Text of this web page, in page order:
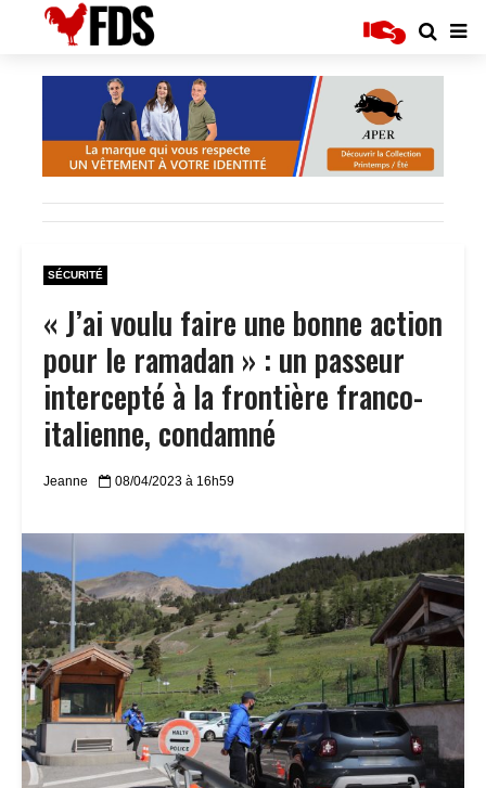
SÉCURITÉ
« J’ai voulu faire une bonne action
pour le ramadan » : un passeur
intercepté à la frontière franco-
italienne, condamné
Jeanne 08/04/2023 à 16h59